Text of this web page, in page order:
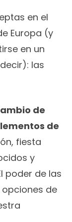
en el
Europa (y
en un
las
de
de
fiesta
y
poder de las
de